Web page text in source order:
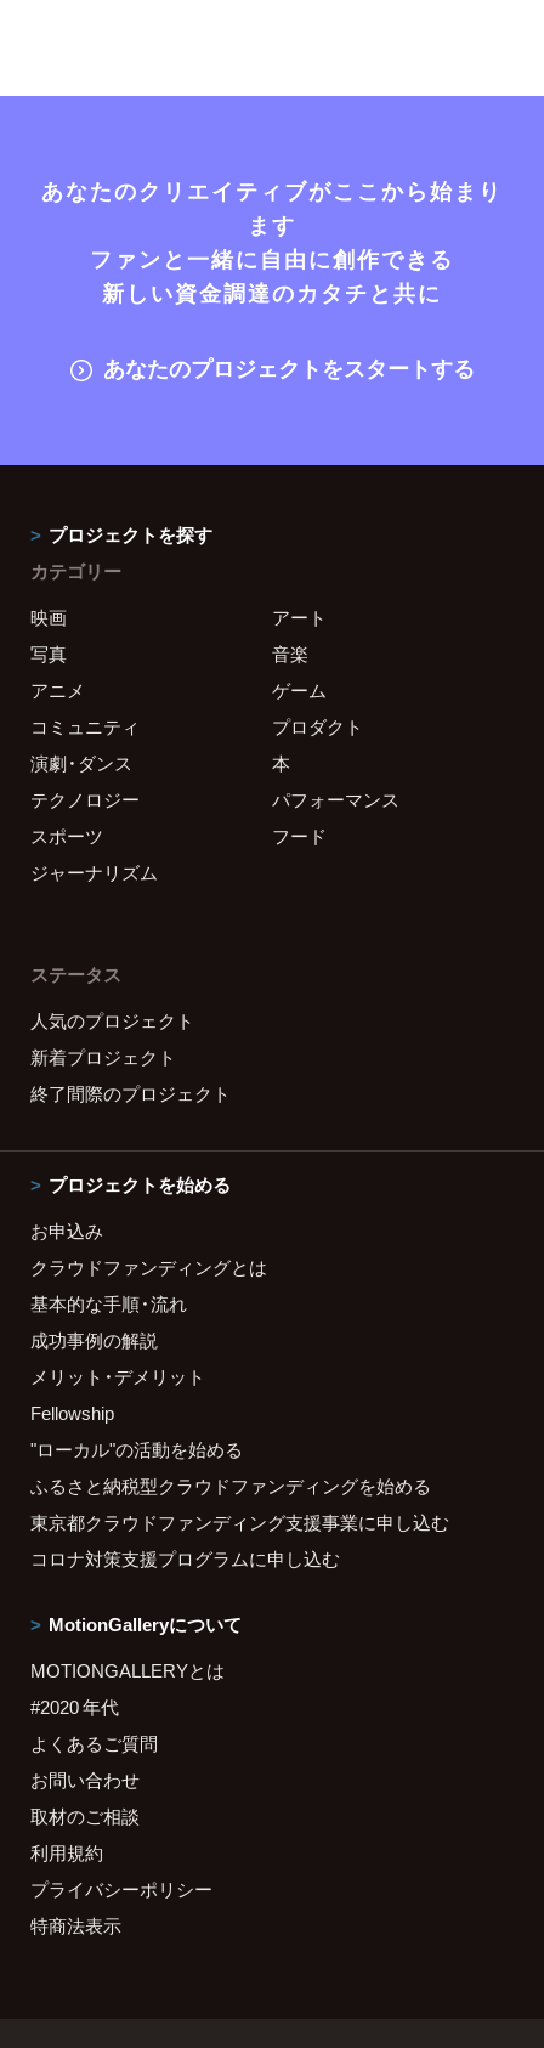
あなたのクリエイティブがここから始まり
ます
ファンと一緒に自由に創作できる
新しい資金調達のカタチと共に
あなたのプロジェクトをスタートする
プロジェクトを探す
カテゴリー
映画
アート
写真
音楽
アニメ
ゲーム
コミュニティ
プロダクト
演劇・ダンス
本
テクノロジー
パフォーマンス
スポーツ
フード
ジャーナリズム
ステータス
人気のプロジェクト
新着プロジェクト
終了間際のプロジェクト
プロジェクトを始める
お申込み
クラウドファンディングとは
基本的な手順・流れ
成功事例の解説
メリット・デメリット
Fellowship
"ローカル"の活動を始める
ふるさと納税型クラウドファンディングを始める
東京都クラウドファンディング支援事業に申し込む
コロナ対策支援プログラムに申し込む
MotionGalleryについて
MOTIONGALLERYとは
#2020 年代
よくあるご質問
お問い合わせ
取材のご相談
利用規約
プライバシーポリシー
特商法表示